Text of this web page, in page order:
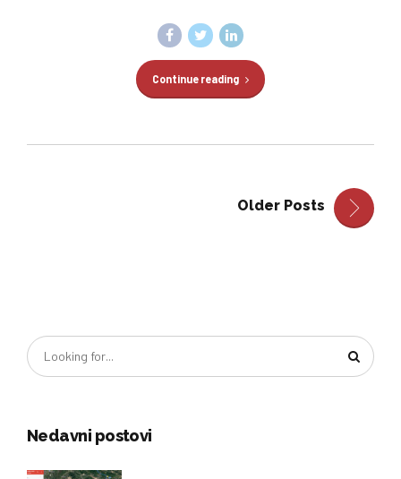
Continue reading
Older Posts
Nedavni postovi